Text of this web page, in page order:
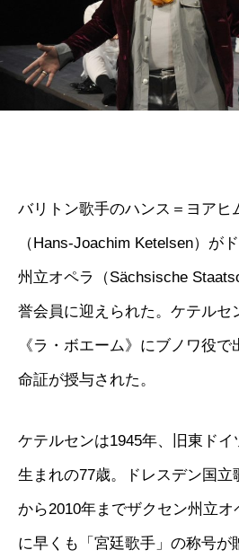
バリトン歌手のハンス＝ヨアヒ
（Hans-Joachim Ketelsen）が
州立オペラ（Sächsische
誉会員に迎えられた。ケテルセ
《ラ・ボエーム》にブノワ役
命証が授与された。
ケテルセンは1945年、旧東ドイ
生まれの77歳。ドレスデン国立
から2010年までザクセン州立
に早くも「宮廷歌手」の称号が